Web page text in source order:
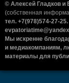
© Алексей Гладков и
(собственная
тел. +7(978)574-27-
Мы искренне
и медиакомпаниям,
материалы для